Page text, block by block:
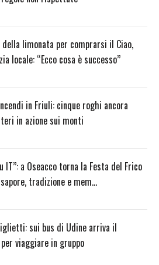
limonata per comprarsi il Ciao,
locale: “Ecco cosa è successo”
in Friuli: cinque roghi ancora
in azione sui monti
IT”: a Oseacco torna la Festa del Frico
tradizione e mem…
sui bus di Udine arriva il
viaggiare in gruppo